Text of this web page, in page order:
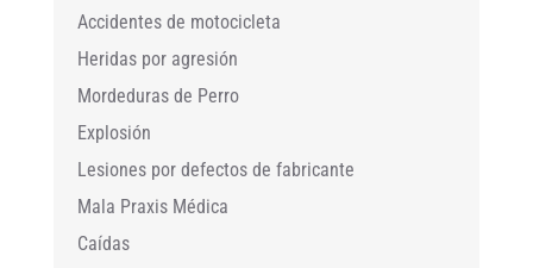
Accidentes de motocicleta
Heridas por agresión
Mordeduras de Perro
Explosión
Lesiones por defectos de fabricante
Mala Praxis Médica
Caídas